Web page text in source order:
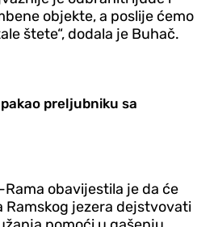
objekte, a poslije ćemo
štete“, dodala je Buhač.
preljubniku sa
obavijestila je da će
Ramskog jezera dejstvovati